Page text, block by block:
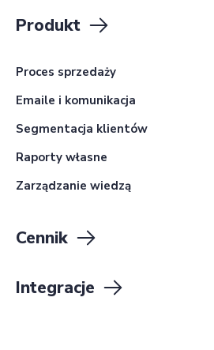
Produkt
Proces sprzedaży
Emaile i komunikacja
Segmentacja klientów
Raporty własne
Zarządzanie wiedzą
Cennik
Integracje